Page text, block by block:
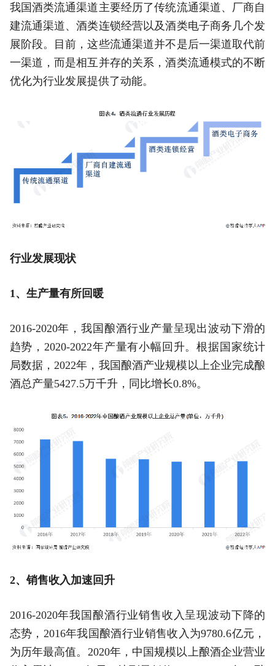
我国酒类流通渠道主要经历了传统流通渠道、厂商自
建流通渠道、酒类连锁经营以及酒类电子商务几个发
展阶段。目前，这些流通渠道并不是后一渠道取代前
一渠道，而是相互并存的关系，酒类流通模式的不断
优化为行业发展提供了动能。
行业发展现状
1、生产量有所回暖
2016-2020年，我国酿酒行业产量呈现出波动下滑的
趋势，2020-2022年产量有小幅回升。根据国家统计
局数据，2022年，我国酿酒产业规模以上企业完成酿
酒总产量5427.5万千升，同比增长0.8%。
2、销售收入加速回升
2016-2020年我国酿酒行业销售收入呈现波动下降的
态势，2016年我国酿酒行业销售收入为9780.6亿元，
为历年最高值。2020年，中国规模以上酿酒企业营业